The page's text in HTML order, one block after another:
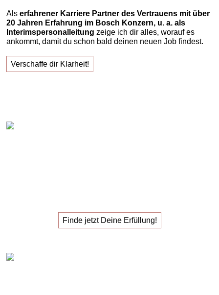
Als erfahrener Karriere Partner des Vertrauens mit über
20 Jahren Erfahrung im Bosch Konzern, u. a. als
Interimspersonalleitung zeige ich dir alles, worauf es
ankommt, damit du schon bald deinen neuen Job findest.
Verschaffe dir Klarheit!
Finde jetzt Deine Erfüllung!